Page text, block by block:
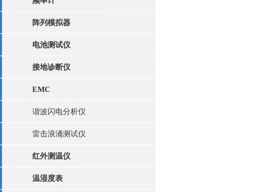
阵列模拟器
电池测试仪
接地诊断仪
EMC
谐波闪电分析仪
雷击浪涌测试仪
红外测温仪
温湿度表